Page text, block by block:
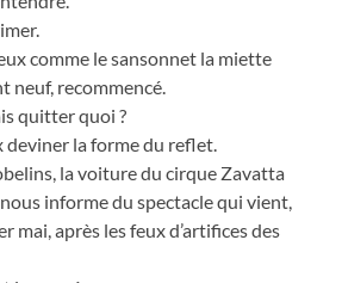
comme le sansonnet la miette
neuf, recommencé.
quitter quoi ?
la forme du reflet.
la voiture du cirque Zavatta
informe du spectacle qui vient,
mai, après les feux d’artifices des